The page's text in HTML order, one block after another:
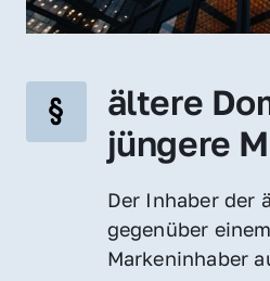
ältere
jüngere
Der Inhaber der
gegenüber
Markeninhaber